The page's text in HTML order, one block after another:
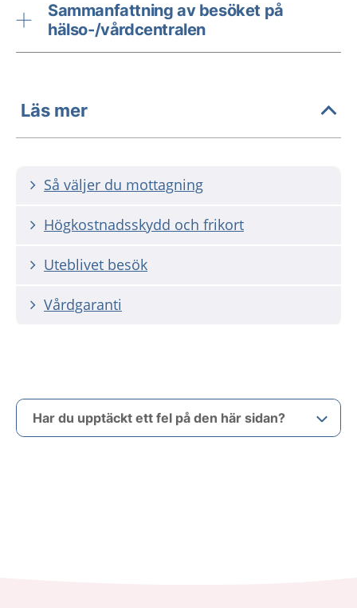
Sammanfattning av besöket på
hälso-/vårdcentralen
Läs mer
Så väljer du mottagning
Högkostnadsskydd och frikort
Uteblivet besök
Vårdgaranti
Har du upptäckt ett fel på den här sidan?